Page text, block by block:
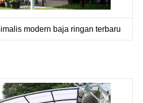
modern baja ringan terbaru